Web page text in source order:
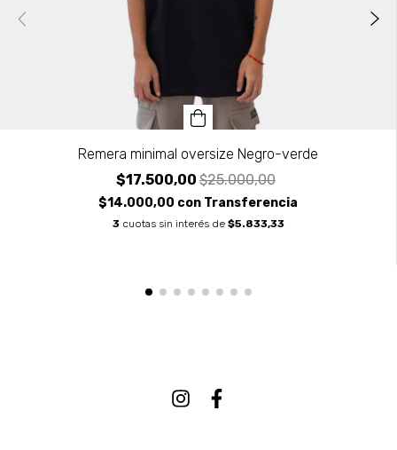
Remera minimal oversize Negro-verde
$17.500,00 $25.000,00
$14.000,00 con Transferencia
3 cuotas sin interés de $5.833,33